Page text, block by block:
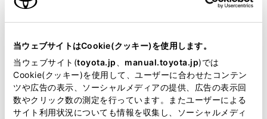
当ウェブサイトはCookie(クッキー)を使用します。
当ウェブサイト(toyota.jp manual.toyota.jp)では
Cookie(クッキー)を使用して、ユーザーに合わせたコンテン
ツや広告の表示、ソーシャルメディアの提供、広告の表示回
数やクリック数の測定を行っています。またユーザーによる
サイト利用状況についても情報を収集し、ソーシャルメディ
リモコンスターター
ETC
※ セットアップ費用は別途申し受けます